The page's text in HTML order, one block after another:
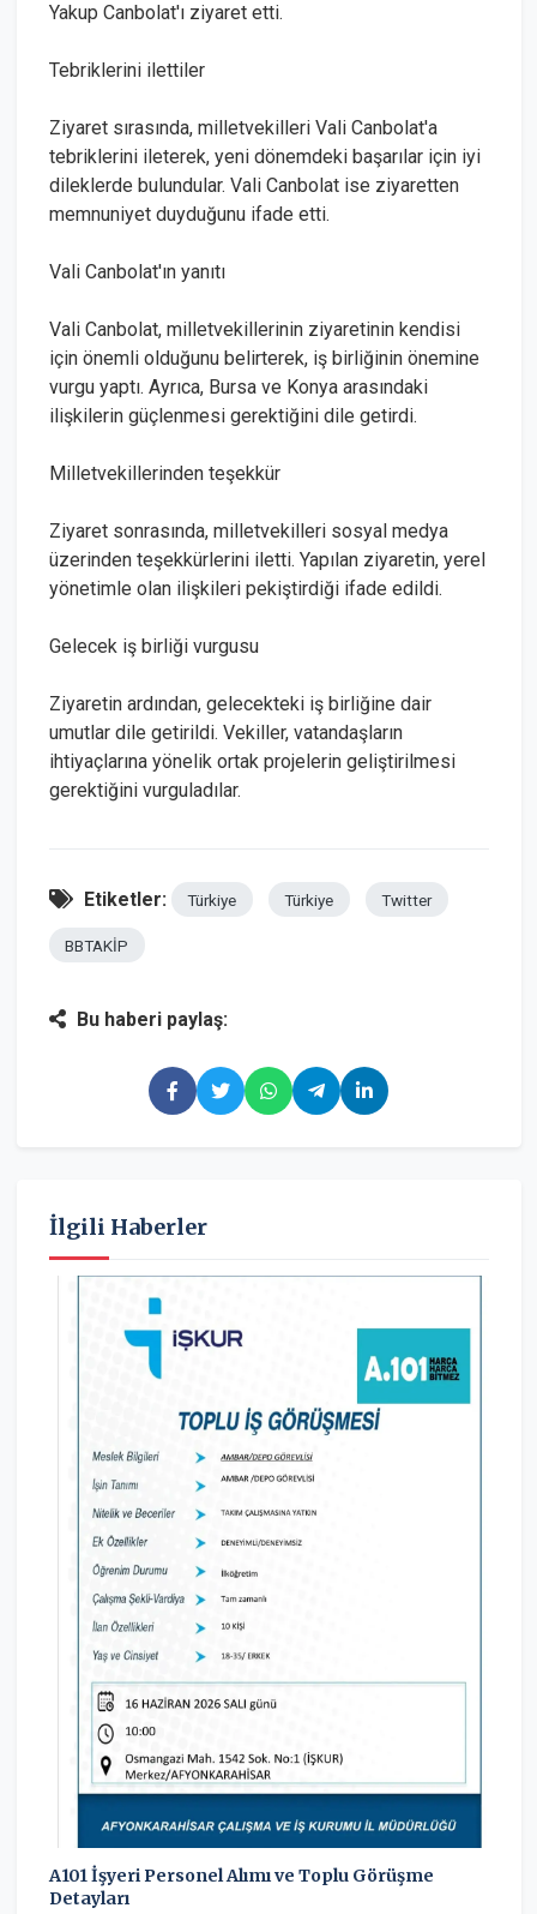
Yakup Canbolat'ı ziyaret etti.
Tebriklerini ilettiler
Ziyaret sırasında, milletvekilleri Vali Canbolat'a
tebriklerini ileterek, yeni dönemdeki başarılar için iyi
dileklerde bulundular. Vali Canbolat ise ziyaretten
memnuniyet duyduğunu ifade etti.
Vali Canbolat'ın yanıtı
Vali Canbolat, milletvekillerinin ziyaretinin kendisi
için önemli olduğunu belirterek, iş birliğinin önemine
vurgu yaptı. Ayrıca, Bursa ve Konya arasındaki
ilişkilerin güçlenmesi gerektiğini dile getirdi.
Milletvekillerinden teşekkür
Ziyaret sonrasında, milletvekilleri sosyal medya
üzerinden teşekkürlerini iletti. Yapılan ziyaretin, yerel
yönetimle olan ilişkileri pekiştirdiği ifade edildi.
Gelecek iş birliği vurgusu
Ziyaretin ardından, gelecekteki iş birliğine dair
umutlar dile getirildi. Vekiller, vatandaşların
ihtiyaçlarına yönelik ortak projelerin geliştirilmesi
gerektiğini vurguladılar.
Etiketler: Türkiye Türkiye Twitter
BBTAKİP
Bu haberi paylaş:
İlgili Haberler
A101 İşyeri Personel Alımı ve Toplu Görüşme
Detayları